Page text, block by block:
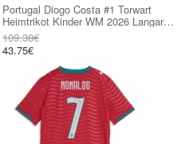
Portugal Diogo Costa #1 Torwart
Heimtrikot Kinder WM 2026 Langarm
(+ kurze hosen)
109.38€
43.75€